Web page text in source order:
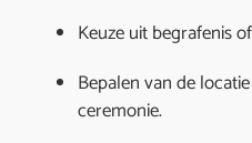
Keuze uit begrafenis
Bepalen van de
ceremonie.